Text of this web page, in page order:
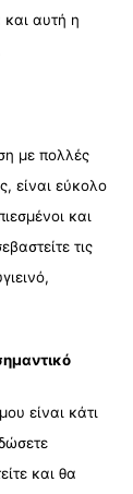
αυτή η
με πολλές
είναι εύκολο
και
τις
είναι κάτι
και θα